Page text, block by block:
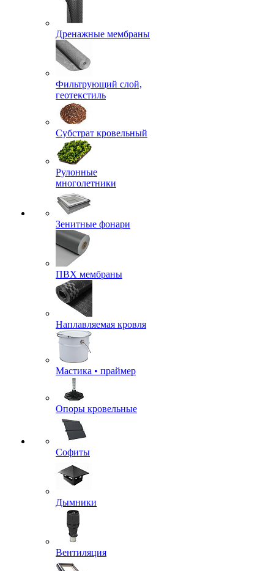
Дренажные мембраны
Фильтрующий слой,
геотекстиль
Субстрат кровельный
Рулонные
многолетники
Зенитные фонари
ПВХ мембраны
Наплавляемая кровля
Мастика • праймер
Опоры кровельные
Софиты
Дымники
Вентиляция